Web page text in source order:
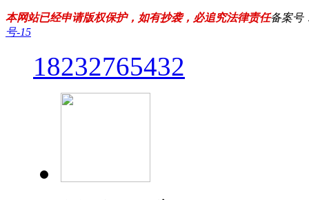
本网站已经申请版权保护，如有抄袭，必追究法律责任备案号
号-15
18232765432